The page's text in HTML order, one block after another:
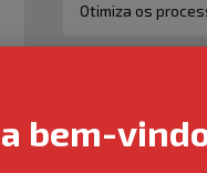
Otimiza os
Reduz a
bem-